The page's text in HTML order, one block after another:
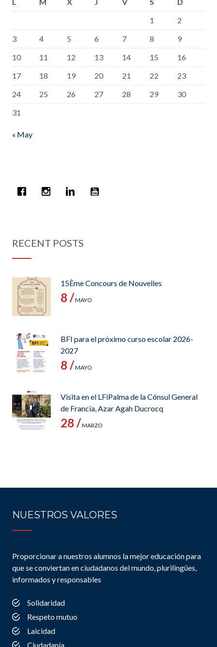
1
2
3
4 5 6 7 8
9
10
11 12 13 14 15
16
17
18 19 20 21 22
23
24
25 26 27 28 29
30
31
« May
RECENT POSTS
15Ème Concours de Nouvelles
8 /MAYO
BFI para el próximo curso escolar 2026-
2027
8 /MAYO
Visita en el LFiPalma de la Cónsul General
de Francia, Azar Agah Ducrocq
28 /MARZO
NUESTROS VALORES
Proporcionar a nuestros alumnos la mejor educación para
que se conviertan en ciudadanos del mundo, plurilingües,
informados y responsables
Solidaridad
Respeto mutuo
Laicidad
Ciudadanía